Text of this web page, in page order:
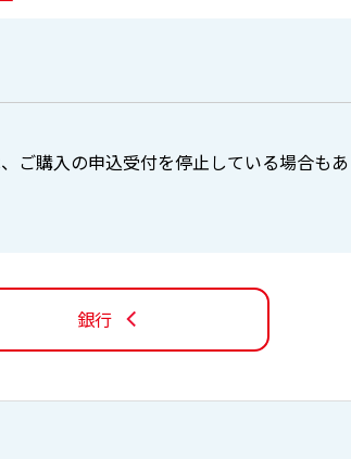
ご購入の申込受付を停止している場合も
銀行